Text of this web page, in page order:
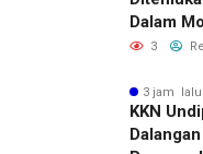
Dalam
Dugaan
3
3 jam lalu
KKN